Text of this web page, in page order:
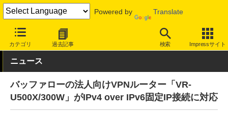
Powered by Translate
カテゴリ 過去記事 検索 Impressサイト
INTERNET Watch トピック リモートアクセス・VPN
ニュース
バッファローの法人向けVPNルーター「VR-
U500X/300W」がIPv4 over IPv6固定IP接続に対応